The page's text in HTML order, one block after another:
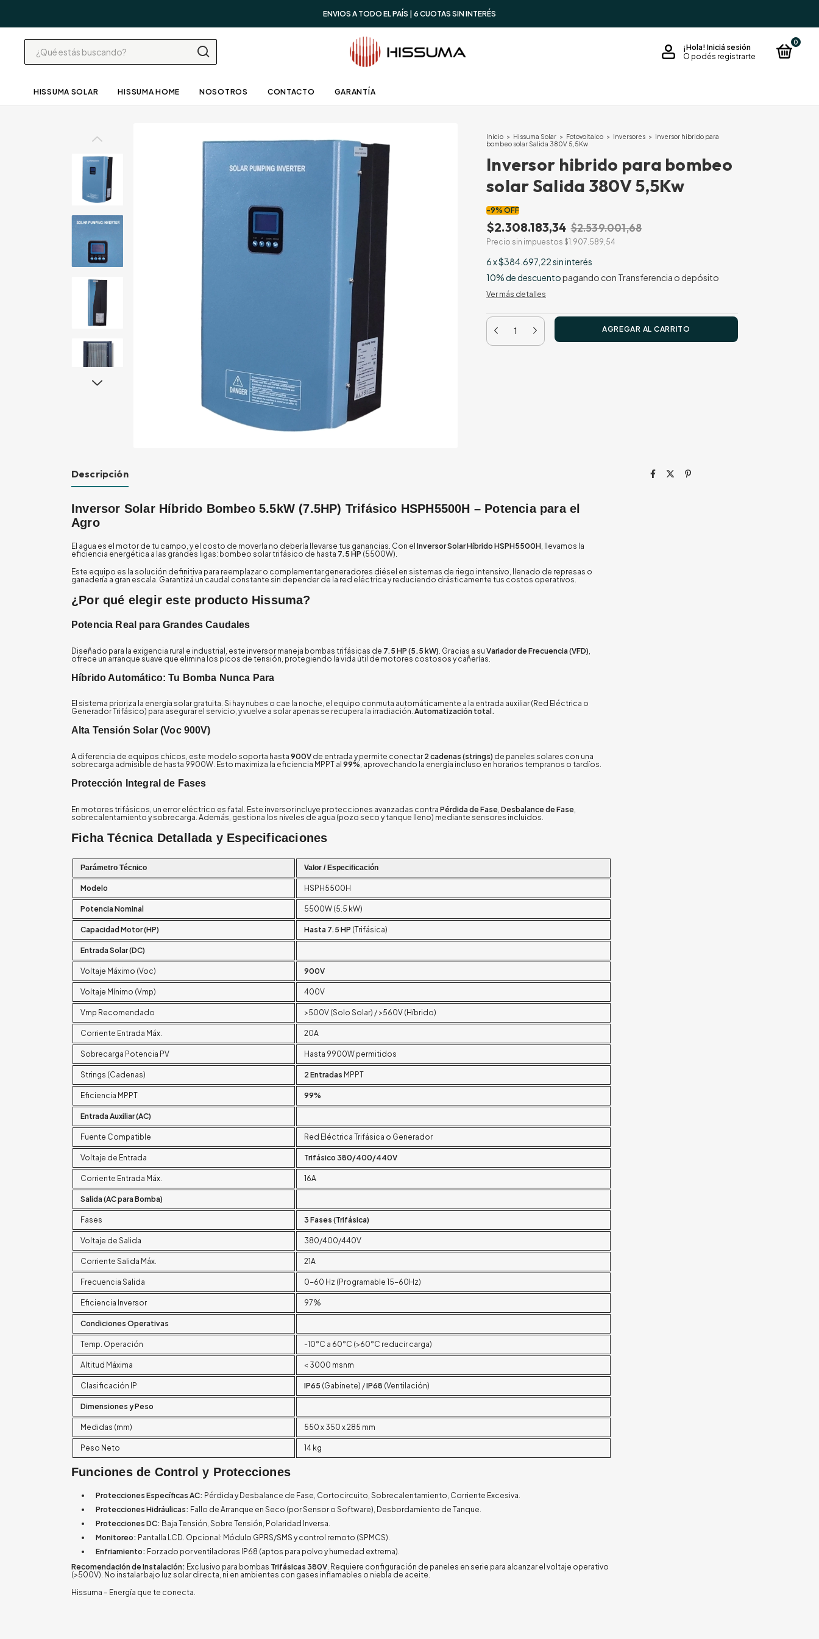
ENVIOS A TODO EL PAÍS | 6 CUOTAS SIN INTERÉS
¡Hola! Iniciá sesión
O podés registrarte
0
HISSUMA SOLAR HISSUMA HOME NOSOTROS CONTACTO GARANTÍA
Inicio > Hissuma Solar > Fotovoltaico > Inversores > Inversor hibrido para
bombeo solar Salida 380V 5,5Kw
Inversor hibrido para bombeo
solar Salida 380V 5,5Kw
-9% OFF
$2.308.183,34 $2.539.001,68
Precio sin impuestos $1.907.589,54
6x$384.697,22sin interés
10% de descuentopagando con Transferencia o depósito
Ver más detalles
Descripción
Inversor Solar Híbrido Bombeo 5.5kW (7.5HP) Trifásico HSPH5500H – Potencia para el
Agro
El agua es el motor de tu campo, y el costo de moverla no debería llevarse tus ganancias. Con el Inversor Solar Híbrido HSPH5500H, llevamos la
eficiencia energética a las grandes ligas: bombeo solar trifásico de hasta 7.5 HP (5500W).
Este equipo es la solución definitiva para reemplazar o complementar generadores diésel en sistemas de riego intensivo, llenado de represas o
ganadería a gran escala. Garantizá un caudal constante sin depender de la red eléctrica y reduciendo drásticamente tus costos operativos.
¿Por qué elegir este producto Hissuma?
Potencia Real para Grandes Caudales
Diseñado para la exigencia rural e industrial, este inversor maneja bombas trifásicas de 7.5 HP (5.5 kW) . Gracias a su Variador de Frecuencia (VFD)
ofrece un arranque suave que elimina los picos de tensión, protegiendo la vida útil de motores costosos y cañerías.
Híbrido Automático: Tu Bomba Nunca Para
El sistema prioriza la energía solar gratuita. Si hay nubes o cae la noche, el equipo conmuta automáticamente a la entrada auxiliar (Red Eléctrica o
Generador Trifásico) para asegurar el servicio, y vuelve a solar apenas se recupera la irradiación. Automatización total.
Alta Tensión Solar (Voc 900V)
A diferencia de equipos chicos, este modelo soporta hasta 900V de entrada y permite conectar 2 cadenas (strings) de paneles solares con una
sobrecarga admisible de hasta 9900W. Esto maximiza la eficiencia MPPT al 99%, aprovechando la energía incluso en horarios tempranos o tardíos.
Protección Integral de Fases
En motores trifásicos, un error eléctrico es fatal. Este inversor incluye protecciones avanzadas contra Pérdida de Fase Desbalance de Fase
sobrecalentamiento y sobrecarga. Además, gestiona los niveles de agua (pozo seco y tanque lleno) mediante sensores incluidos.
Ficha Técnica Detallada y Especificaciones
Parámetro Técnico Valor / Especificación
Modelo HSPH5500H
Potencia Nominal 5500W (5.5 kW)
Capacidad Motor (HP) Hasta 7.5 HP (Trifásica)
Entrada Solar (DC)
Voltaje Máximo (Voc) 900V
Voltaje Mínimo (Vmp) 400V
Vmp Recomendado >500V (Solo Solar) / >560V (Híbrido)
Corriente Entrada Máx. 20A
Sobrecarga Potencia PV Hasta 9900W permitidos
Strings (Cadenas) 2 Entradas MPPT
Eficiencia MPPT 99%
Entrada Auxiliar (AC)
Fuente Compatible Red Eléctrica Trifásica o Generador
Voltaje de Entrada Trifásico 380/400/440V
Corriente Entrada Máx. 16A
Salida (AC para Bomba)
Fases 3 Fases (Trifásica)
Voltaje de Salida 380/400/440V
Corriente Salida Máx. 21A
Frecuencia Salida 0-60 Hz (Programable 15-60Hz)
Eficiencia Inversor 97%
Condiciones Operativas
Temp. Operación -10°C a 60°C (>60°C reducir carga)
Altitud Máxima < 3000 msnm
Clasificación IP IP65 (Gabinete) /IP68 (Ventilación)
Dimensiones y Peso
Medidas (mm) 550 x 350 x 285 mm
Peso Neto 14 kg
Funciones de Control y Protecciones
Protecciones Específicas AC: Pérdida y Desbalance de Fase, Cortocircuito, Sobrecalentamiento, Corriente Excesiva.
Protecciones Hidráulicas: Fallo de Arranque en Seco (por Sensor o Software), Desbordamiento de Tanque.
Protecciones DC: Baja Tensión, Sobre Tensión, Polaridad Inversa.
Monitoreo: Pantalla LCD. Opcional: Módulo GPRS/SMS y control remoto (SPMCS).
Enfriamiento: Forzado por ventiladores IP68 (aptos para polvo y humedad extrema).
Recomendación de Instalación: Exclusivo para bombas Trifásicas 380V . Requiere configuración de paneles en serie para alcanzar el voltaje operativo
(>500V). No instalar bajo luz solar directa, ni en ambientes con gases inflamables o niebla de aceite.
Hissuma – Energía que te conecta.